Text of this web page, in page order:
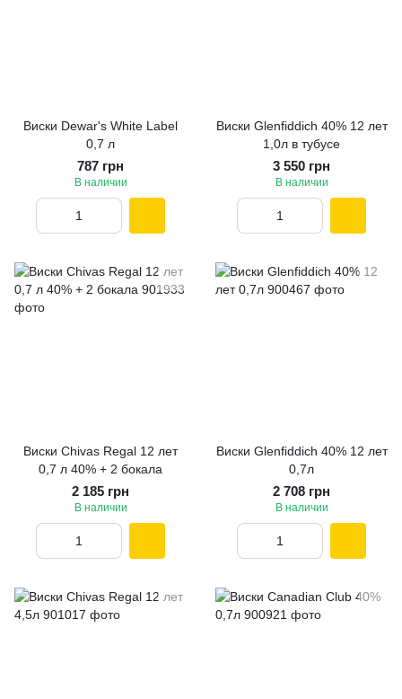
Виски Dewar's White Label
0,7 л
787 грн
В наличии
Виски Glenfiddich 40% 12 лет
1,0л в тубусе
3 550 грн
В наличии
Виски Chivas Regal 12 лет
0,7 л 40% + 2 бокала
2 185 грн
В наличии
Виски Glenfiddich 40% 12 лет
0,7л
2 708 грн
В наличии